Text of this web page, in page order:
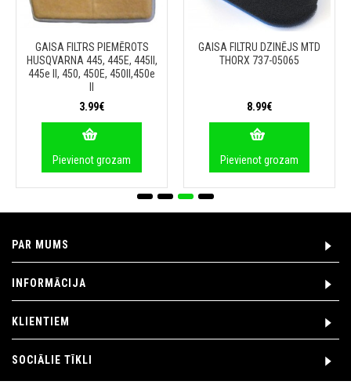
GAISA FILTRS PIEMĒROTS
HUSQVARNA 445, 445E, 445II,
445e II, 450, 450E, 450II,450e
3.99€
Pievienot grozam
GAISA FILTRU DZINĒJS MTD
THORX 737-05065
8.99€
Pievienot grozam
PAR MUMS
INFORMĀCIJA
KLIENTIEM
SOCIĀLIE TĪKLI